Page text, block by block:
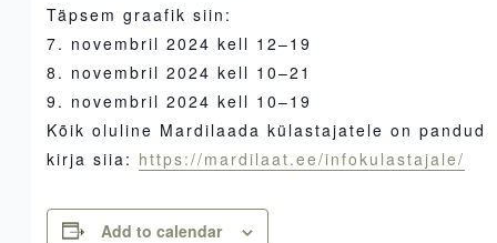
Täpsem graafik siin:
7. novembril 2024 kell 12–19
8. novembril 2024 kell 10–21
9. novembril 2024 kell 10–19
Kõik oluline Mardilaada külastajatele on pandud
kirja siia: https://mardilaat.ee/infokulastajale/
Add to calendar